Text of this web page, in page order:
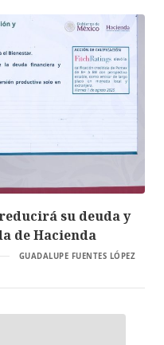
su deuda y
de Hacienda
GUADALUPE FUENTES LÓPEZ